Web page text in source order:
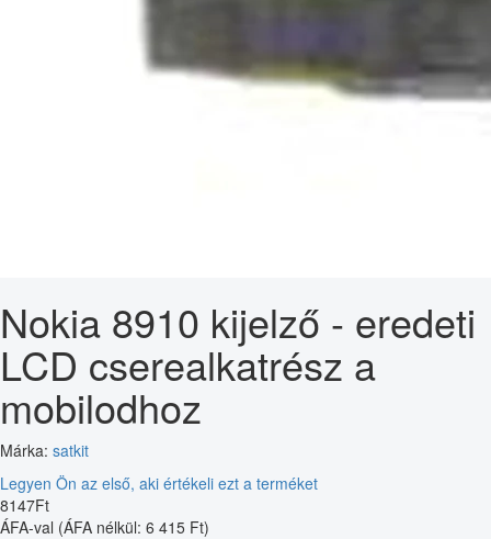
Nokia 8910 kijelző - eredeti
LCD cserealkatrész a
mobilodhoz
Márka: satkit
Legyen Ön az első, aki értékeli ezt a terméket
8147Ft
ÁFA-val (ÁFA nélkül: 6 415 Ft)